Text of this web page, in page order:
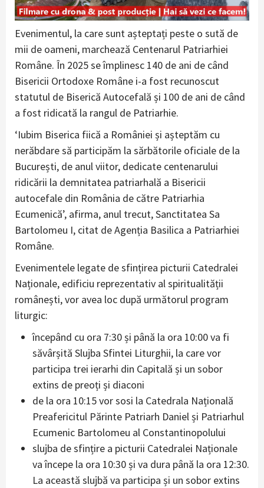
Evenimentul, la care sunt așteptați peste o sută de
mii de oameni, marchează Centenarul Patriarhiei
Române. În 2025 se împlinesc 140 de ani de când
Bisericii Ortodoxe Române i-a fost recunoscut
statutul de Biserică Autocefală și 100 de ani de când
a fost ridicată la rangul de Patriarhie.
‘Iubim Biserica fiică a României și așteptăm cu
nerăbdare să participăm la sărbătorile oficiale de la
București, de anul viitor, dedicate centenarului
ridicării la demnitatea patriarhală a Bisericii
autocefale din România de către Patriarhia
Ecumenică’, afirma, anul trecut, Sanctitatea Sa
Bartolomeu I, citat de Agenția Basilica a Patriarhiei
Române.
Evenimentele legate de sfințirea picturii Catedralei
Naționale, edificiu reprezentativ al spiritualității
românești, vor avea loc după următorul program
liturgic:
începând cu ora 7:30 și până la ora 10:00 va fi
săvârșită Slujba Sfintei Liturghii, la care vor
participa trei ierarhi din Capitală și un sobor
extins de preoți și diaconi
de la ora 10:15 vor sosi la Catedrala Națională
Preafericitul Părinte Patriarh Daniel și Patriarhul
Ecumenic Bartolomeu al Constantinopolului
slujba de sfințire a picturii Catedralei Naționale
va începe la ora 10:30 și va dura până la ora 12:30.
La această slujbă va participa și un sobor extins